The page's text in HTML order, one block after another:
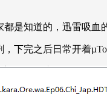
都是知道的，迅雷吸血
，下完之后日常开着